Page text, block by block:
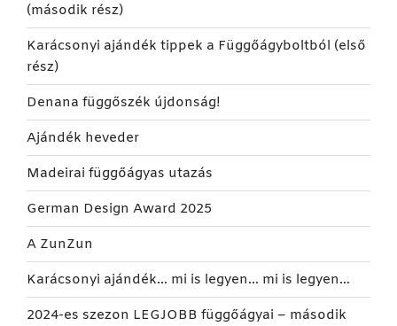
(második rész)
Karácsonyi ajándék tippek a Függőágyboltból (első
rész)
Denana függőszék újdonság!
Ajándék heveder
Madeirai függőágyas utazás
German Design Award 2025
A ZunZun
Karácsonyi ajándék… mi is legyen… mi is legyen…
2024-es szezon LEGJOBB függőágyai – második